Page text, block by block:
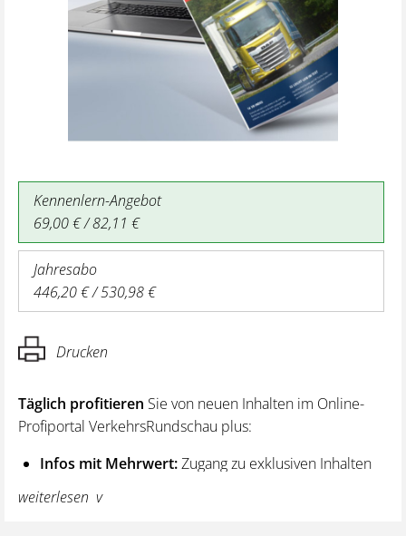
Kennenlern-Angebot
69,00 € / 82,11 €
Jahresabo
446,20 € / 530,98 €
Drucken
Täglich profitieren Sie von neuen Inhalten im Online-
Profiportal VerkehrsRundschau plus:
Infos mit Mehrwert:Zugang zu exklusiven Inhalten
und Hintergrundwissen – von aktuellen Regelungen
wie z. B. bei den Lenk- und Ruhezeiten,
weiterlesen